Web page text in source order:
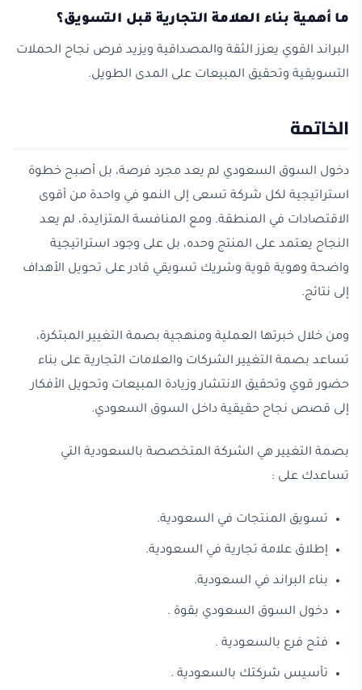
ما أهمية بناء العلامة التجارية قبل التسويق؟
البراند القوي يعزز الثقة والمصداقية ويزيد فرص نجاح الحملات
التسويقية وتحقيق المبيعات على المدى الطويل.
الخاتمة
دخول السوق السعودي لم يعد مجرد فرصة، بل أصبح خطوة
استراتيجية لكل شركة تسعى إلى النمو في واحدة من أقوى
الاقتصادات في المنطقة. ومع المنافسة المتزايدة، لم يعد
النجاح يعتمد على المنتج وحده، بل على وجود استراتيجية
واضحة وهوية قوية وشريك تسويقي قادر على تحويل الأهداف
إلى نتائج.
ومن خلال خبرتها العملية ومنهجية بصمة التغيير المبتكرة،
تساعد بصمة التغيير الشركات والعلامات التجارية على بناء
حضور قوي وتحقيق الانتشار وزيادة المبيعات وتحويل الأفكار
إلى قصص نجاح حقيقية داخل السوق السعودي.
بصمة التغيير هي الشركة المتخصصة بالسعودية التي
تساعدك على :
تسويق المنتجات في السعودية.
إطلاق علامة تجارية في السعودية.
بناء البراند في السعودية.
دخول السوق السعودي بقوة .
فتح فرع بالسعودية .
تأسيس شركتك بالسعودية .